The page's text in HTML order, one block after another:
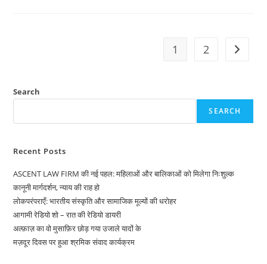
1 2 Go to
Search
SEARCH
Recent Posts
ASCENT LAW FIRM की नई पहल: महिलाओं और बालिकाओं को मिलेगा निःशुल्क
कानूनी मार्गदर्शन, न्याय की राह हो
लोकपरंपराएँ: भारतीय संस्कृति और सामाजिक मूल्यों की धरोहर
आगामी रेडियो शो – रात की रेडियो डायरी
अल्फ़ाज़ का वो मुसाफ़िर छोड़ गया उजाले यादों के
मज़दूर दिवस पर हुआ श्रमिक संवाद कार्यक्रम